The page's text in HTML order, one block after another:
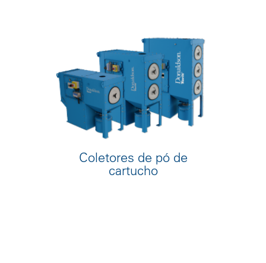
Coletores de pó de
cartucho